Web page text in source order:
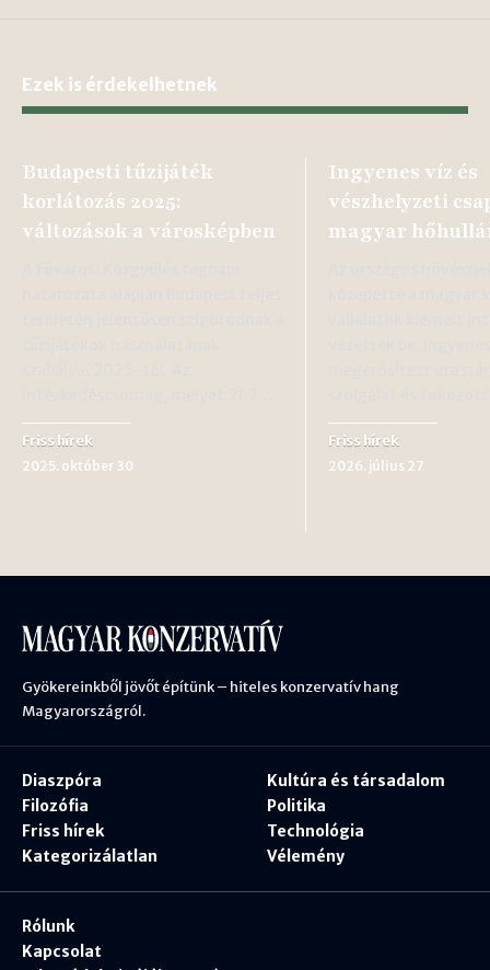
Ezek is érdekelhetnek
Budapesti tűzijáték
korlátozás 2025:
változások a városképben
Friss hírek
2025. október 30
Ingyenes víz és
vészhelyzeti
magyar
Friss hírek
2026. július 27
Gyökereinkből jövőt építünk – hiteles konzervatív hang
Magyarországról.
Diaszpóra
Filozófia
Friss hírek
Kategorizálatlan
Kultúra és társadalom
Politika
Technológia
Vélemény
Rólunk
Kapcsolat